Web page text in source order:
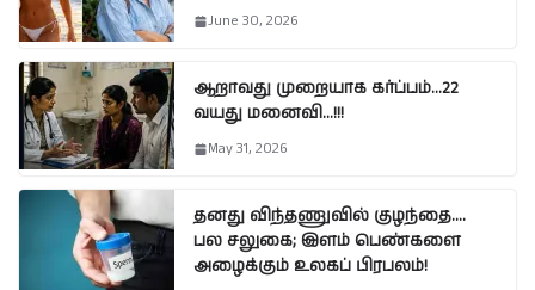
June 30, 2026
ஆறாவது முறையாக கர்ப்பம்…22
வயது மனைவி…!!!
May 31, 2026
தனது விந்தணுவில் குழந்தை….
பல சலுகை; இளம் பெண்களை
அழைக்கும் உலகப் பிரபலம்!